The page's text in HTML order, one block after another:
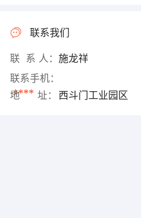
联系我们
联 系 人： 施龙祥
联系手机：
****
地 址： 西斗门工业园区